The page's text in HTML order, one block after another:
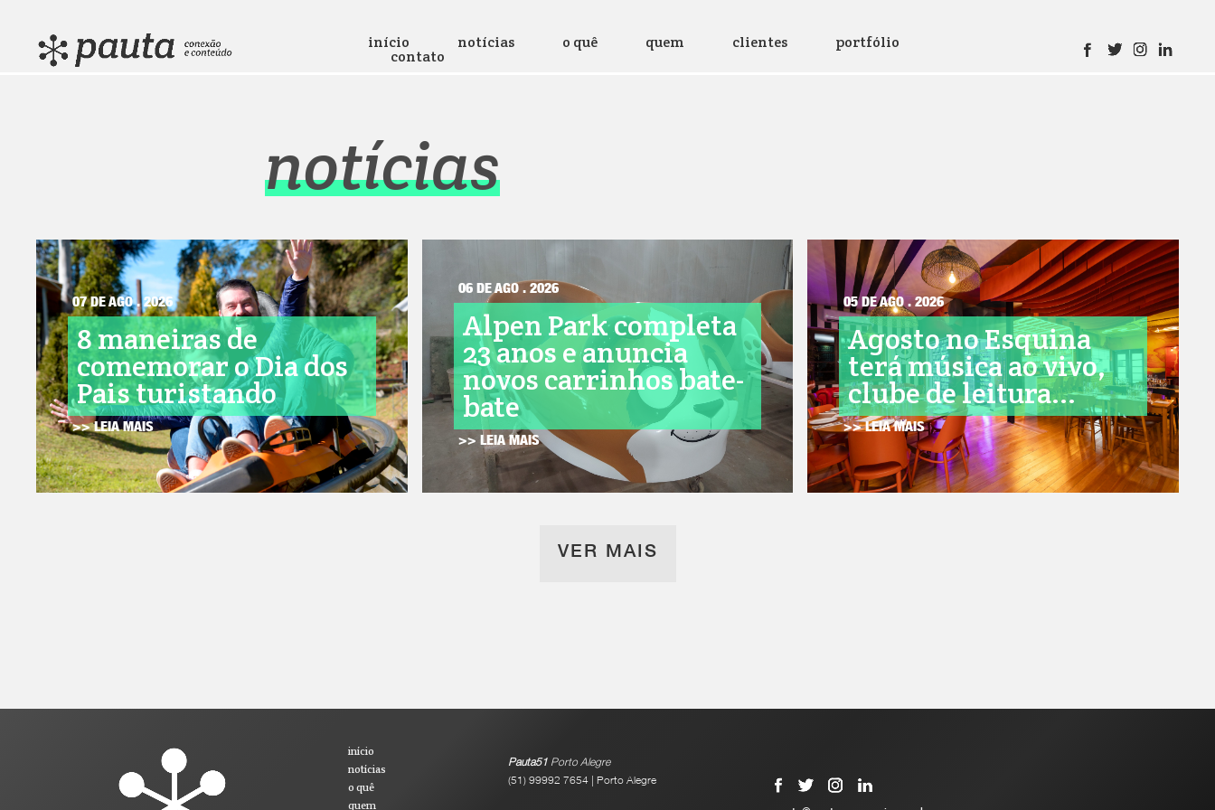
início notícias o quê quem clientes portfólio
contato
notícias
07 DE AGO . 2026
8 maneiras de
comemorar o Dia dos
Pais turistando
>> LEIA MAIS
06 DE AGO . 2026
Alpen Park completa
23 anos e anuncia
novos carrinhos bate-
bate
>> LEIA MAIS
05 DE AGO . 2026
Agosto no Esquina
terá música ao vivo,
clube de leitura...
>> LEIA MAIS
VER MAIS
início
notícias
o quê
quem
Pauta51Porto Alegre
(51) 99992 7654 | Porto Alegre